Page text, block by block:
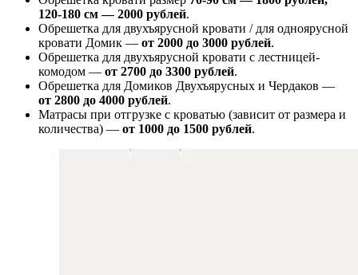
120-180 см — 2000 рублей.
Обрешетка для двухъярусной кровати / для одноярусной
кровати Домик — от 2000 до 3000 рублей.
Обрешетка для двухъярусной кровати с лестницей-
комодом — от 2700 до 3300 рублей.
Обрешетка для Домиков Двухъярусных и Чердаков —
от 2800 до 4000 рублей.
Матрасы при отгрузке с кроватью (зависит от размера и
количества) — от 1000 до 1500 рублей.